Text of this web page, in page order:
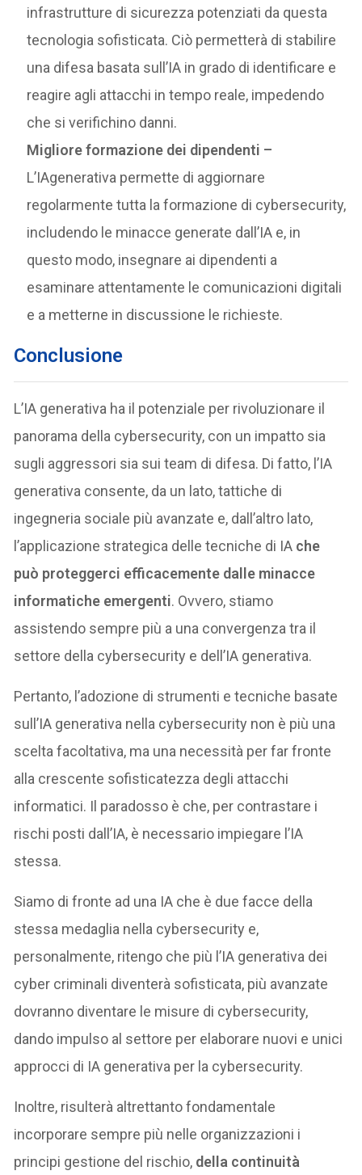
infrastrutture di sicurezza potenziati da questa
tecnologia sofisticata. Ciò permetterà di stabilire
una difesa basata sull’IA in grado di identificare e
reagire agli attacchi in tempo reale, impedendo
che si verifichino danni.
Migliore formazione dei dipendenti –
L’IAgenerativa permette di aggiornare
regolarmente tutta la formazione di cybersecurity,
includendo le minacce generate dall’IA e, in
questo modo, insegnare ai dipendenti a
esaminare attentamente le comunicazioni digitali
e a metterne in discussione le richieste.
Conclusione
L’IA generativa ha il potenziale per rivoluzionare il
panorama della cybersecurity, con un impatto sia
sugli aggressori sia sui team di difesa. Di fatto, l’IA
generativa consente, da un lato, tattiche di
ingegneria sociale più avanzate e, dall’altro lato,
l’applicazione strategica delle tecniche di IA che
può proteggerci efficacemente dalle minacce
informatiche emergenti. Ovvero, stiamo
assistendo sempre più a una convergenza tra il
settore della cybersecurity e dell’IA generativa.
Pertanto, l’adozione di strumenti e tecniche basate
sull’IA generativa nella cybersecurity non è più una
scelta facoltativa, ma una necessità per far fronte
alla crescente sofisticatezza degli attacchi
informatici. Il paradosso è che, per contrastare i
rischi posti dall’IA, è necessario impiegare l’IA
stessa.
Siamo di fronte ad una IA che è due facce della
stessa medaglia nella cybersecurity e,
personalmente, ritengo che più l’IA generativa dei
cyber criminali diventerà sofisticata, più avanzate
dovranno diventare le misure di cybersecurity,
dando impulso al settore per elaborare nuovi e unici
approcci di IA generativa per la cybersecurity.
Inoltre, risulterà altrettanto fondamentale
incorporare sempre più nelle organizzazioni i
principi gestione del rischio, della continuità